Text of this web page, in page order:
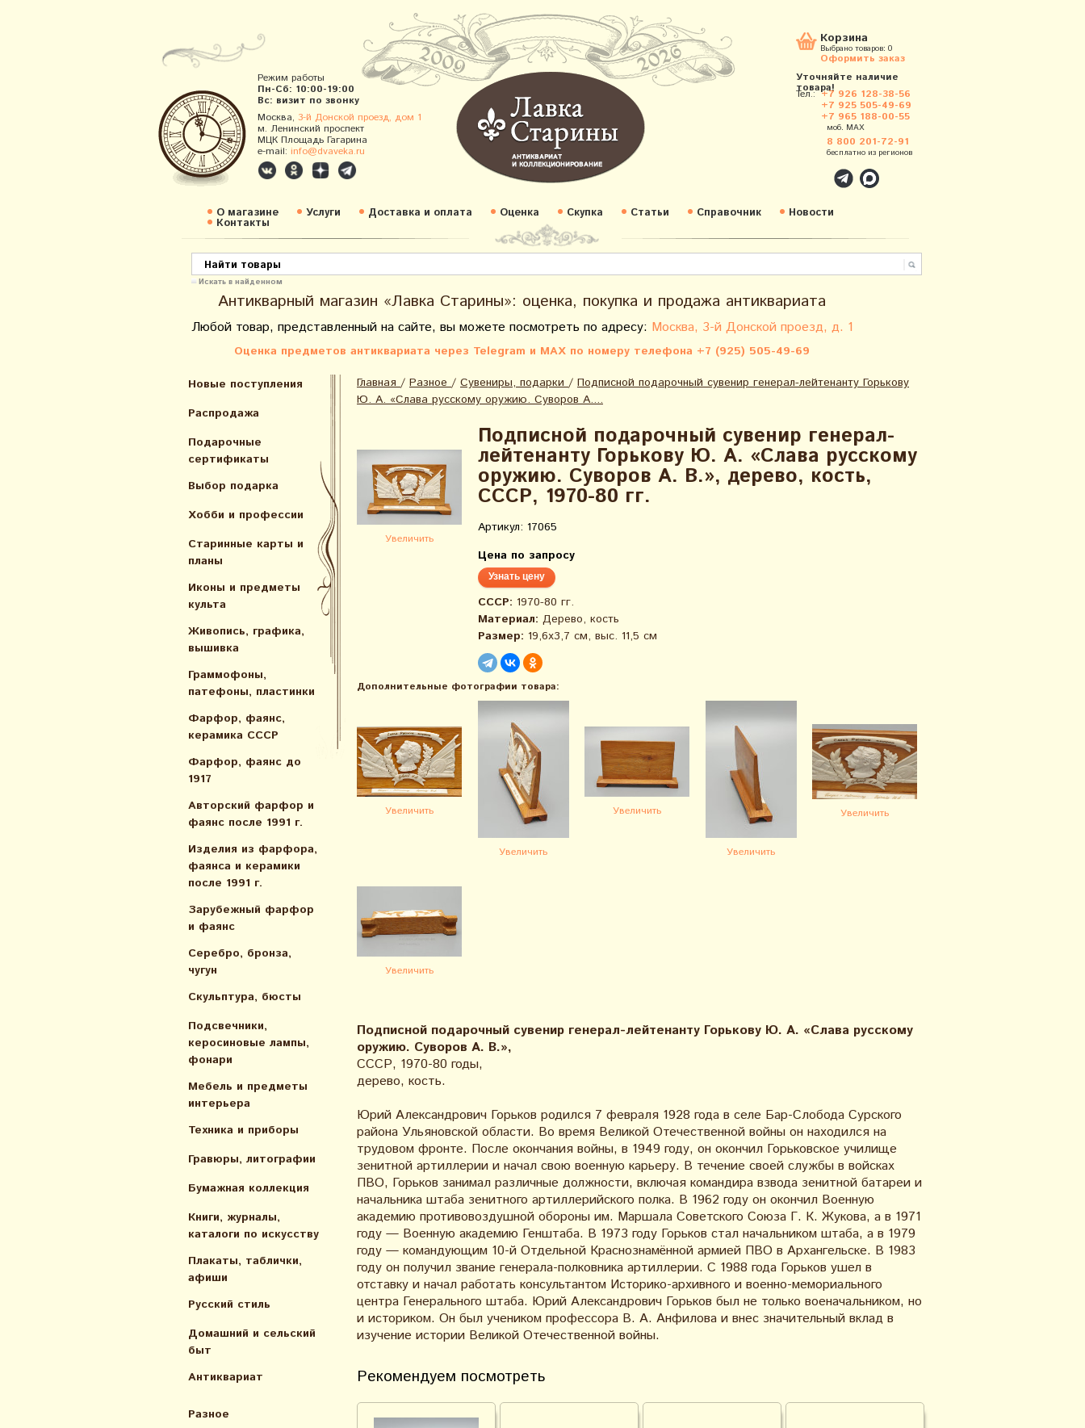
Режим работы
Пн-Сб: 10:00-19:00
Вс: визит по звонку
Москва, 3-й Донской проезд, дом 1
м. Ленинский проспект
МЦК Площадь Гагарина
e-mail: info@dvaveka.ru
Корзина
Выбрано товаров: 0
Оформить заказ
Уточняйте наличие
товара!
Тел.: +7 926 128-38-56
+7 925 505-49-69
+7 965 188-00-55
моб. MAX
8 800 201-72-91
бесплатно из регионов
О магазине Услуги Доставка и оплата Оценка Скупка Статьи Справочник Новости
Контакты
Искать в найденном
Антикварный магазин «Лавка Старины»: оценка, покупка и продажа антиквариата
Любой товар, представленный на сайте, вы можете посмотреть по адресу: Москва, 3-й Донской проезд, д. 1
Оценка предметов антиквариата через Telegram и MAX по номеру телефона +7 (925) 505-49-69
Новые поступления
Распродажа
Подарочные
сертификаты
Выбор подарка
Хобби и профессии
Старинные карты и
планы
Иконы и предметы
культа
Живопись, графика,
вышивка
Граммофоны,
патефоны, пластинки
Фарфор, фаянс,
керамика СССР
Фарфор, фаянс до
1917
Авторский фарфор и
фаянс после 1991 г.
Изделия из фарфора,
фаянса и керамики
после 1991 г.
Зарубежный фарфор
и фаянс
Серебро, бронза,
чугун
Скульптура, бюсты
Подсвечники,
керосиновые лампы,
фонари
Мебель и предметы
интерьера
Техника и приборы
Гравюры, литографии
Бумажная коллекция
Книги, журналы,
каталоги по искусcтву
Плакаты, таблички,
афиши
Русский стиль
Домашний и сельский
быт
Антиквариат
Разное
Главная / Разное / Сувениры, подарки / Подписной подарочный сувенир генерал-лейтенанту Горькову
Ю. А. «Слава русскому оружию. Суворов А....
Увеличить
Подписной подарочный сувенир генерал-
лейтенанту Горькову Ю. А. «Слава русскому
оружию. Суворов А. В.», дерево, кость,
СССР, 1970-80 гг.
Артикул: 17065
Цена по запросу
Узнать цену
СССР: 1970-80 гг.
Материал: Дерево, кость
Размер: 19,6х3,7 см, выс. 11,5 см
Дополнительные фотографии товара:
Увеличить
Увеличить
Увеличить
Увеличить
Увеличить
Увеличить
Подписной подарочный сувенир генерал-лейтенанту Горькову Ю. А. «Слава русскому
оружию. Суворов А. В.»,
СССР, 1970-80 годы,
дерево, кость.
Юрий Александрович Горьков родился 7 февраля 1928 года в селе Бар-Слобода Сурского
района Ульяновской области. Во время Великой Отечественной войны он находился на
трудовом фронте. После окончания войны, в 1949 году, он окончил Горьковское училище
зенитной артиллерии и начал свою военную карьеру. В течение своей службы в войсках
ПВО, Горьков занимал различные должности, включая командира взвода зенитной батареи и
начальника штаба зенитного артиллерийского полка. В 1962 году он окончил Военную
академию противовоздушной обороны им. Маршала Советского Союза Г. К. Жукова, а в 1971
году — Военную академию Генштаба. В 1973 году Горьков стал начальником штаба, а в 1979
году — командующим 10-й Отдельной Краснознамённой армией ПВО в Архангельске. В 1983
году он получил звание генерала-полковника артиллерии. С 1988 года Горьков ушел в
отставку и начал работать консультантом Историко-архивного и военно-мемориального
центра Генерального штаба. Юрий Александрович Горьков был не только военачальником, но
и историком. Он был учеником профессора В. А. Анфилова и внес значительный вклад в
изучение истории Великой Отечественной войны.
Рекомендуем посмотреть